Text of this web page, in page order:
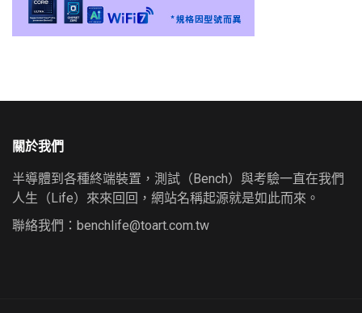
關於我們
半導體到各種終端裝置，測試（Bench）與考驗一直在我們
人生（Life）來來回回，網站名稱起源就是如此而來。
聯絡我們： benchlife@toart.com.tw